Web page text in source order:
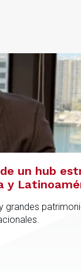
un hub
y
grandes